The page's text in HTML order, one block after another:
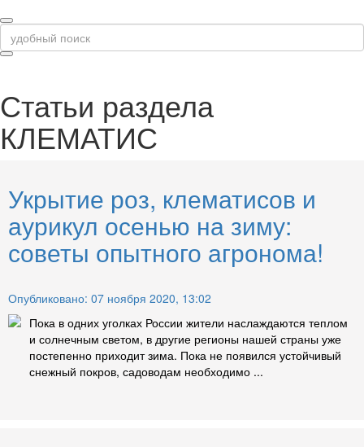
Статьи раздела
КЛЕМАТИС
Укрытие роз, клематисов и
аурикул осенью на зиму:
советы опытного агронома!
Опубликовано: 07 ноября 2020, 13:02
Пока в одних уголках России жители наслаждаются теплом
и солнечным светом, в другие регионы нашей страны уже
постепенно приходит зима. Пока не появился устойчивый
снежный покров, садоводам необходимо ...